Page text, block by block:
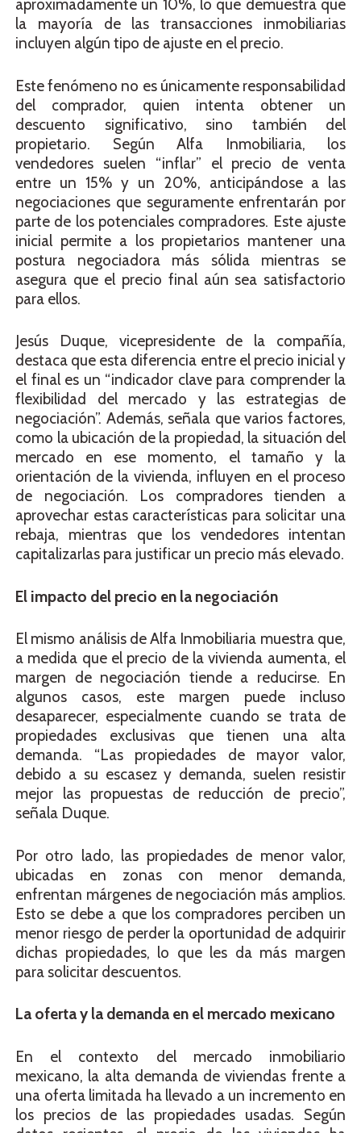
aproximadamente un 10%, lo que demuestra que
la mayoría de las transacciones inmobiliarias
incluyen algún tipo de ajuste en el precio.
Este fenómeno no es únicamente responsabilidad
del comprador, quien intenta obtener un
descuento significativo, sino también del
propietario. Según Alfa Inmobiliaria, los
vendedores suelen “inflar” el precio de venta
entre un 15% y un 20%, anticipándose a las
negociaciones que seguramente enfrentarán por
parte de los potenciales compradores. Este ajuste
inicial permite a los propietarios mantener una
postura negociadora más sólida mientras se
asegura que el precio final aún sea satisfactorio
para ellos.
Jesús Duque, vicepresidente de la compañía,
destaca que esta diferencia entre el precio inicial y
el final es un “indicador clave para comprender la
flexibilidad del mercado y las estrategias de
negociación”. Además, señala que varios factores,
como la ubicación de la propiedad, la situación del
mercado en ese momento, el tamaño y la
orientación de la vivienda, influyen en el proceso
de negociación. Los compradores tienden a
aprovechar estas características para solicitar una
rebaja, mientras que los vendedores intentan
capitalizarlas para justificar un precio más elevado.
El impacto del precio en la negociación
El mismo análisis de Alfa Inmobiliaria muestra que,
a medida que el precio de la vivienda aumenta, el
margen de negociación tiende a reducirse. En
algunos casos, este margen puede incluso
desaparecer, especialmente cuando se trata de
propiedades exclusivas que tienen una alta
demanda. “Las propiedades de mayor valor,
debido a su escasez y demanda, suelen resistir
mejor las propuestas de reducción de precio”,
señala Duque.
Por otro lado, las propiedades de menor valor,
ubicadas en zonas con menor demanda,
enfrentan márgenes de negociación más amplios.
Esto se debe a que los compradores perciben un
menor riesgo de perder la oportunidad de adquirir
dichas propiedades, lo que les da más margen
para solicitar descuentos.
La oferta y la demanda en el mercado mexicano
En el contexto del mercado inmobiliario
mexicano, la alta demanda de viviendas frente a
una oferta limitada ha llevado a un incremento en
los precios de las propiedades usadas. Según